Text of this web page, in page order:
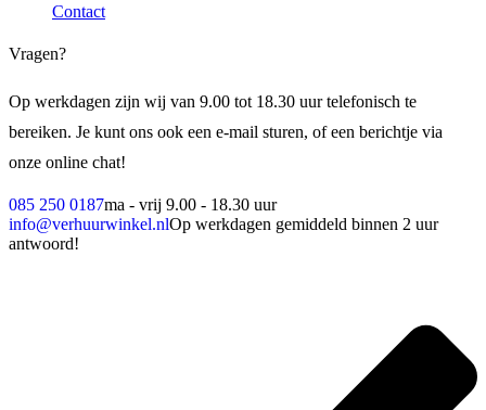
Contact
Vragen?
Op werkdagen zijn wij van 9.00 tot 18.30 uur telefonisch te
bereiken. Je kunt ons ook een e-mail sturen, of een berichtje via
onze online chat!
085 250 0187ma - vrij 9.00 - 18.30 uur
info@verhuurwinkel.nlOp werkdagen gemiddeld binnen 2 uur
antwoord!